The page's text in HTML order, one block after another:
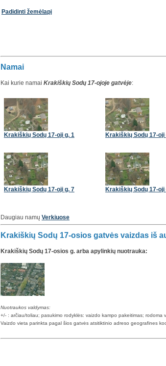
Padidinti žemėlapį
Namai
Kai kurie namai Krakiškių Sodų 17-ojoje gatvėje:
Krakiškių Sodų 17-oji g. 1 Krakiškių Sodų 17-oji
Krakiškių Sodų 17-oji g. 7 Krakiškių Sodų 17-oji
Daugiau namų Verkiuose
Krakiškių Sodų 17-osios gatvės vaizdas iš
Krakiškių Sodų 17-osios g. arba apylinkių nuotrauka:
Nuotraukos valdymas:
+/- : arčiau/toliau; pasukimo rodyklės: vaizdo kampo pakeitimas;
Vaizdo vieta parinkta pagal šios gatvės atsitiktinio adreso geografines